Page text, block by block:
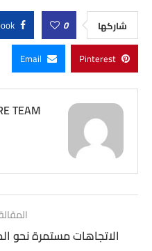
شاركها 0
Pinterest
Email
TEAM
الاتجاهات مستمرة نحو